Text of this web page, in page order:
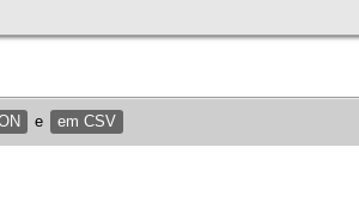
e em CSV